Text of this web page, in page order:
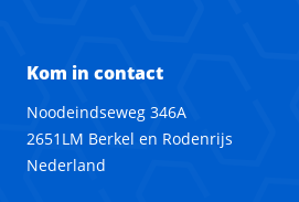
Kom in contact
Noodeindseweg 346A
2651LM Berkel en Rodenrijs
Nederland